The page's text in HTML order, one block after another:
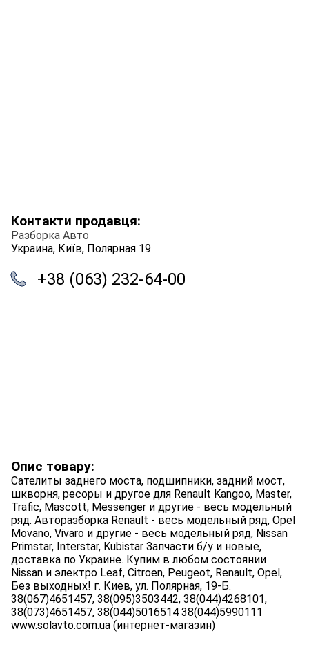
Контакти продавця:
Разборка Авто
Украина, Київ, Полярная 19
+38 (063) 232-64-00
Опис товару:
Сателиты заднего моста, подшипники, задний мост,
шкворня, ресоры и другое для Renault Kangoo, Master,
Trafic, Mascott, Messenger и другие - весь модельный
ряд. Авторазборка Renault - весь модельный ряд, Opel
Movano, Vivaro и другие - весь модельный ряд, Nissan
Primstar, Interstar, Kubistar Запчасти б/у и новые,
доставка по Украине. Купим в любом состоянии
Nissan и электро Leaf, Citroen, Peugeot, Renault, Opel,
Без выходных! г. Киев, ул. Полярная, 19-Б.
38(067)4651457, 38(095)3503442, 38(044)4268101,
38(073)4651457, 38(044)5016514 38(044)5990111
www.solavto.com.ua (интернет-магазин)